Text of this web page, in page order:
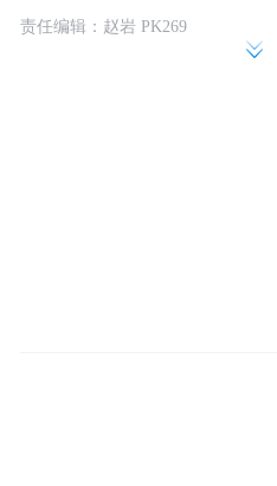
言、陈哲远、赵昭仪
责任编辑：赵岩 PK269